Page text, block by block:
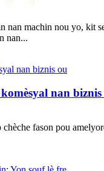
nan machin nou yo, kit
nan...
nan biznis
fason pou